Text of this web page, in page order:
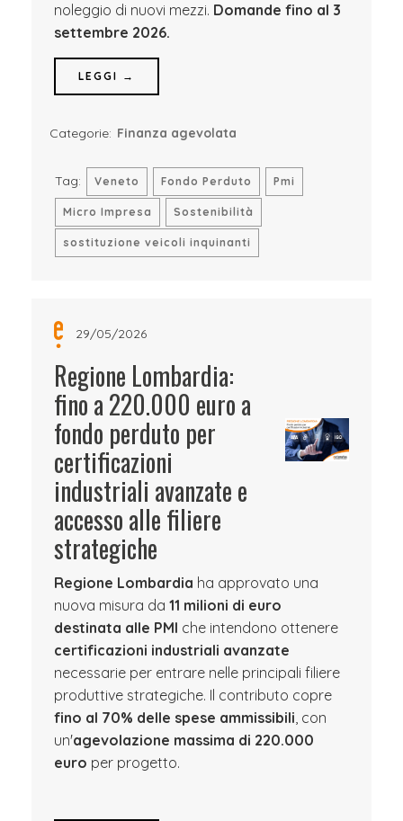
noleggio di nuovi mezzi. Domande fino al 3
settembre 2026.
LEGGI →
Categorie: Finanza agevolata
Tag: Veneto Fondo Perduto Pmi
Micro Impresa Sostenibilità
sostituzione veicoli inquinanti
29/05/2026
Regione Lombardia:
fino a 220.000 euro a
fondo perduto per
certificazioni
industriali avanzate e
accesso alle filiere
strategiche
Regione Lombardia ha approvato una
nuova misura da 11 milioni di euro
destinata alle PMI che intendono ottenere
certificazioni industriali avanzate
necessarie per entrare nelle principali filiere
produttive strategiche. Il contributo copre
fino al 70% delle spese ammissibili, con
un'agevolazione massima di 220.000
euro per progetto.